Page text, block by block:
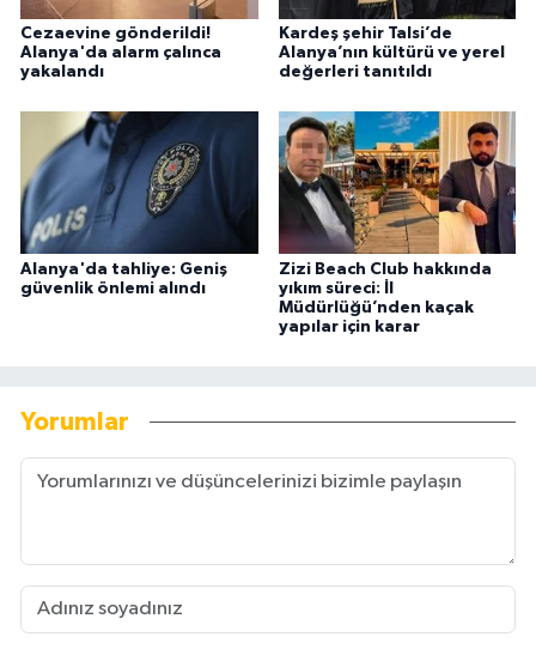
Cezaevine gönderildi!
Alanya'da alarm çalınca
yakalandı
Kardeş şehir Talsi’de
Alanya’nın kültürü ve yerel
değerleri tanıtıldı
Alanya'da tahliye: Geniş
güvenlik önlemi alındı
Zizi Beach Club hakkında
yıkım süreci: İl
Müdürlüğü’nden kaçak
yapılar için karar
Yorumlar